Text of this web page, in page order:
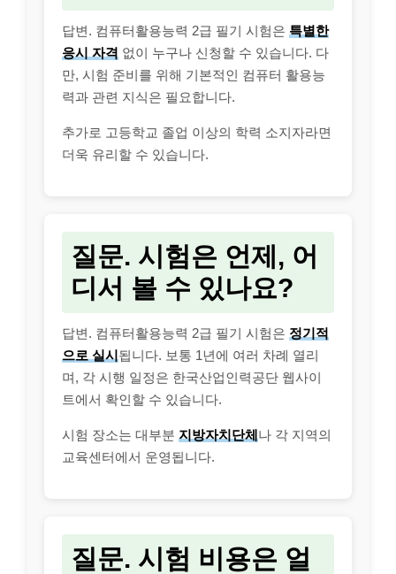
답변. 컴퓨터활용능력 2급 필기 시험은 특별한
응시 자격 없이 누구나 신청할 수 있습니다. 다
만, 시험 준비를 위해 기본적인 컴퓨터 활용능
력과 관련 지식은 필요합니다.
추가로 고등학교 졸업 이상의 학력 소지자라면
더욱 유리할 수 있습니다.
질문. 시험은 언제, 어
디서 볼 수 있나요?
답변. 컴퓨터활용능력 2급 필기 시험은 정기적
으로 실시됩니다. 보통 1년에 여러 차례 열리
며, 각 시행 일정은 한국산업인력공단 웹사이
트에서 확인할 수 있습니다.
시험 장소는 대부분 지방자치단체나 각 지역의
교육센터에서 운영됩니다.
질문. 시험 비용은 얼